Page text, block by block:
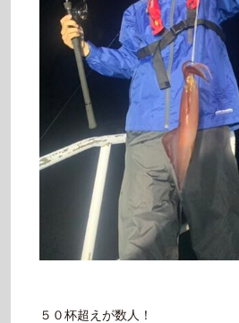
５０杯超えが数人！